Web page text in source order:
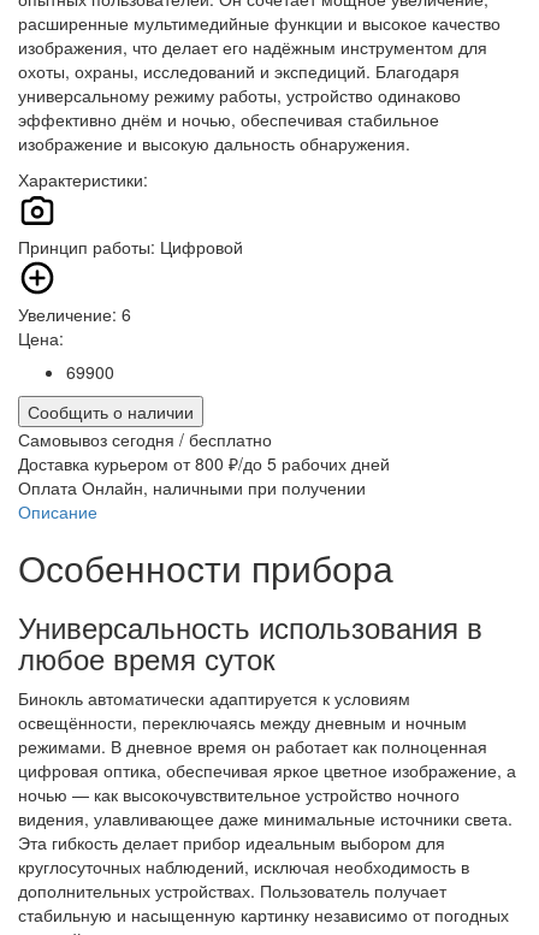
расширенные мультимедийные функции и высокое качество
изображения, что делает его надёжным инструментом для
охоты, охраны, исследований и экспедиций. Благодаря
универсальному режиму работы, устройство одинаково
эффективно днём и ночью, обеспечивая стабильное
изображение и высокую дальность обнаружения.
Характеристики:
Принцип работы: Цифровой
Увеличение: 6
Цена:
69900
Сообщить о наличии
Самовывоз сегодня / бесплатно
Доставка курьером от 800 ₽/до 5 рабочих дней
Оплата Онлайн, наличными при получении
Описание
Особенности прибора
Универсальность использования в
любое время суток
Бинокль автоматически адаптируется к условиям
освещённости, переключаясь между дневным и ночным
режимами. В дневное время он работает как полноценная
цифровая оптика, обеспечивая яркое цветное изображение, а
ночью — как высокочувствительное устройство ночного
видения, улавливающее даже минимальные источники света.
Эта гибкость делает прибор идеальным выбором для
круглосуточных наблюдений, исключая необходимость в
дополнительных устройствах. Пользователь получает
стабильную и насыщенную картинку независимо от погодных